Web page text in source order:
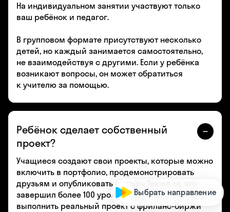
На индивидуальном занятии участвуют только
ваш ребёнок и педагог.
В групповом формате присутствуют несколько
детей, но каждый занимается самостоятельно,
не взаимодействуя с другими. Если у ребёнка
возникают вопросы, он может обратиться
к учителю за помощью.
Ребёнок сделает собственный
проект?
Учащиеся создают свои проекты, которые можно
включить в портфолио, продемонстрировать
друзьям и опубликовать онлайн. Также те, кто
завершил более 100 уроков в Skysmart Pro, могут
выполнить реальный проект с фриланс-биржи
Выбрать направление